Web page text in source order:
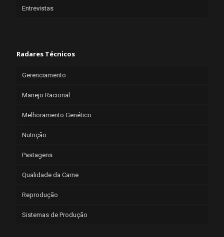
Entrevistas
Radares Técnicos
Gerenciamento
Manejo Racional
Melhoramento Genético
Nutrição
Pastagens
Qualidade da Carne
Reprodução
Sistemas de Produção